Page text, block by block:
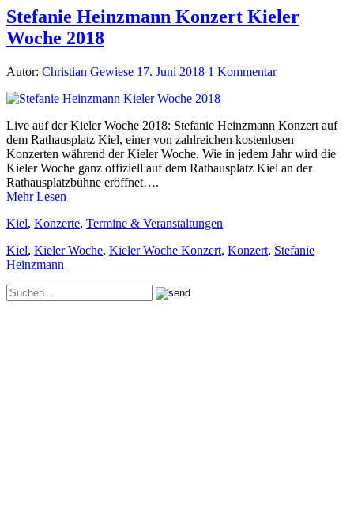
Stefanie Heinzmann Konzert Kieler
Woche 2018
Autor: Christian Gewiese 17. Juni 2018 1 Kommentar
Live auf der Kieler Woche 2018: Stefanie Heinzmann Konzert auf
dem Rathausplatz Kiel, einer von zahlreichen kostenlosen
Konzerten während der Kieler Woche. Wie in jedem Jahr wird die
Kieler Woche ganz offiziell auf dem Rathausplatz Kiel an der
Rathausplatzbühne eröffnet….
Mehr Lesen
Kiel, Konzerte, Termine & Veranstaltungen
Kiel, Kieler Woche, Kieler Woche Konzert, Konzert, Stefanie
Heinzmann